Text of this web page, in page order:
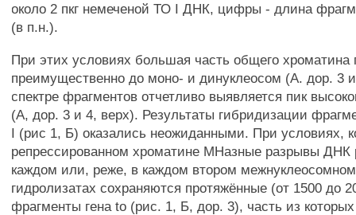
около 2 пкг немеченой ТО I ДНК, цифры - длина
(в п.н.).
При этих условиях большая часть общего хроматина
преимущественно до моно- и динуклеосом (А. дор. 3
спектре фрагментов отчетливо выявляется пик
(А, дор. 3 и 4, верх). Результаты гибридизации
I (рис 1, Б) оказались неожиданными. При условиях,
репрессированном хроматине МНазные разрывы ДНК
каждом или, реже, в каждом втором
гидролизатах сохраняются протяжённые (от 1500 до
фрагменты гена to (рис. 1, Б, дор. 3), часть из